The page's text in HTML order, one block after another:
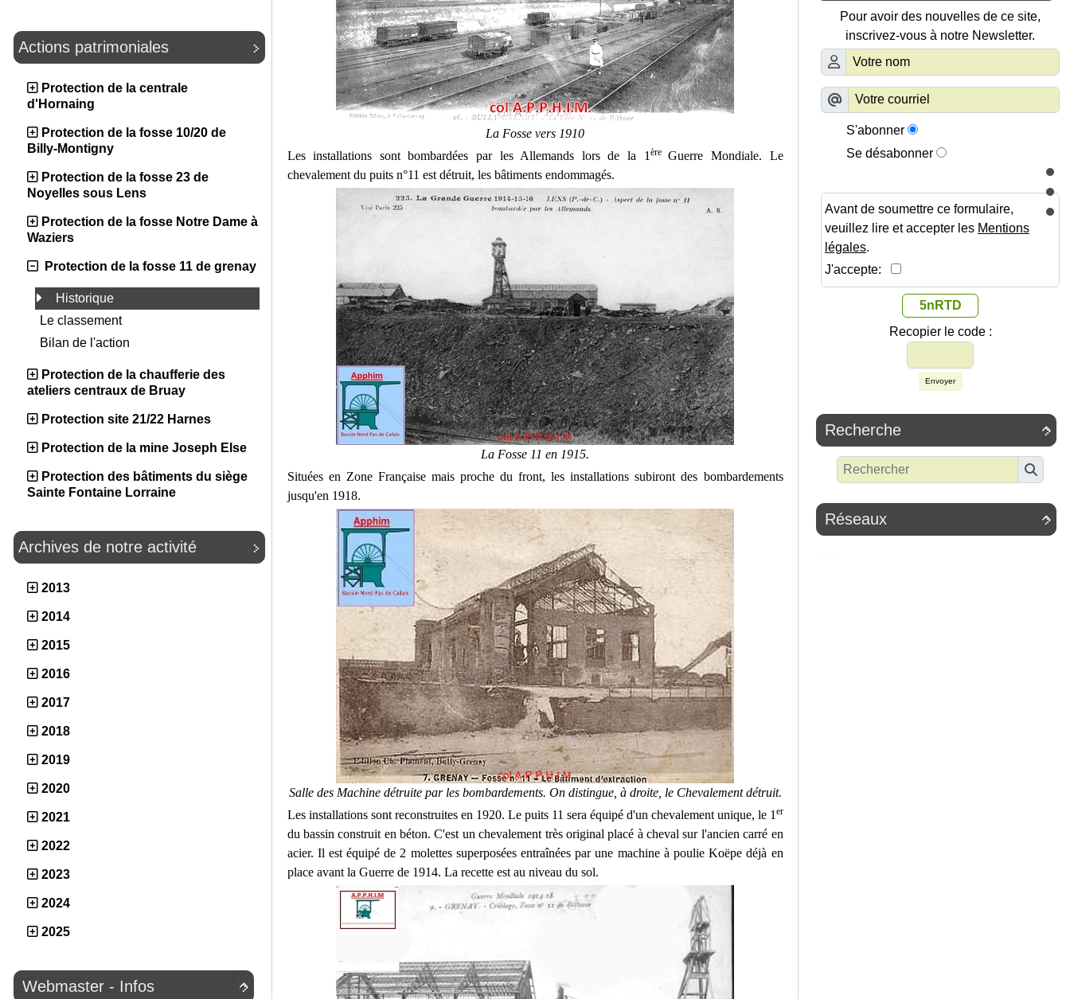
Actions patrimoniales
Protection de la centrale
d'Hornaing
Protection de la fosse 10/20 de
Billy-Montigny
Protection de la fosse 23 de
Noyelles sous Lens
Protection de la fosse Notre Dame à
Waziers
Protection de la fosse 11 de grenay
Historique
Le classement
Bilan de l'action
Protection de la chaufferie des
ateliers centraux de Bruay
Protection site 21/22 Harnes
Protection de la mine Joseph Else
Protection des bâtiments du siège
Sainte Fontaine Lorraine
Archives de notre activité
2013
2014
2015
2016
2017
2018
2019
2020
2021
2022
2023
2024
2025

Webmaster - Infos
La Fosse vers 1910
Les installations sont bombardées par les Allemands lors de la 1 ère Guerre Mondiale. Le
chevalement du puits n°11 est détruit, les bâtiments endommagés.
La Fosse 11 en 1915.
Situées en Zone Française mais proche du front, les installations subiront des bombardements
jusqu'en 1918.
Salle des Machine détruite par les bombardements. On distingue, à droite, le Chevalement détruit.
Les installations sont reconstruites en 1920. Le puits 11 sera équipé d'un chevalement unique, le 1 er
du bassin construit en béton. C'est un chevalement très original placé à cheval sur l'ancien carré en
acier. Il est équipé de 2 molettes superposées entraînées par une machine à poulie Koëpe déjà en
place avant la Guerre de 1914. La recette est au niveau du sol.
Pour avoir des nouvelles de ce site,
inscrivez-vous à notre Newsletter.
S'abonner
Se désabonner
Avant de soumettre ce formulaire,
veuillez lire et accepter les Mentions
légales.
J'accepte:
5nRTD
Recopier le code :
Envoyer

Recherche

Réseaux